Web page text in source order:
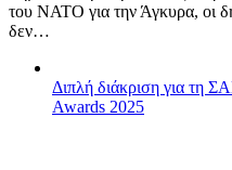
του ΝΑΤΟ για την Άγκυρα, οι
δεν…
Διπλή διάκριση για
Awards 2025